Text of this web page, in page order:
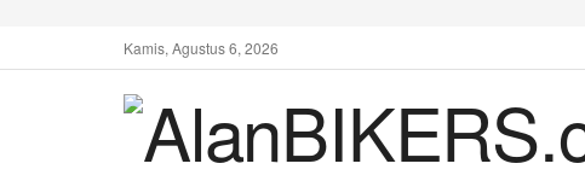
Kamis, Agustus 6, 2026